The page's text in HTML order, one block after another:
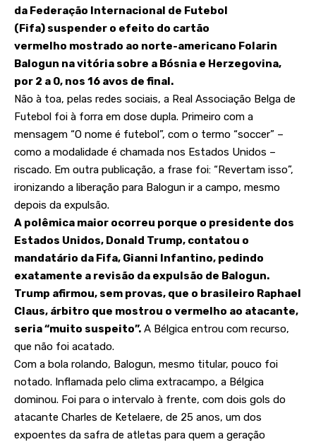
da Federação Internacional de Futebol
(Fifa) suspender o efeito do cartão
vermelho mostrado ao norte-americano Folarin
Balogun na vitória sobre a Bósnia e Herzegovina,
por 2 a 0, nos 16 avos de final.
Não à toa, pelas redes sociais, a Real Associação Belga de
Futebol foi à forra em dose dupla. Primeiro com a
mensagem “O nome é futebol”, com o termo “soccer” –
como a modalidade é chamada nos Estados Unidos –
riscado. Em outra publicação, a frase foi: “Revertam isso”,
ironizando a liberação para Balogun ir a campo, mesmo
depois da expulsão.
A polêmica maior ocorreu porque o presidente dos
Estados Unidos, Donald Trump, contatou o
mandatário da Fifa, Gianni Infantino, pedindo
exatamente a revisão da expulsão de Balogun.
Trump afirmou, sem provas, que o brasileiro Raphael
Claus, árbitro que mostrou o vermelho ao atacante,
seria “muito suspeito”. A Bélgica entrou com recurso,
que não foi acatado.
Com a bola rolando, Balogun, mesmo titular, pouco foi
notado. Inflamada pelo clima extracampo, a Bélgica
dominou. Foi para o intervalo à frente, com dois gols do
atacante Charles de Ketelaere, de 25 anos, um dos
expoentes da safra de atletas para quem a geração